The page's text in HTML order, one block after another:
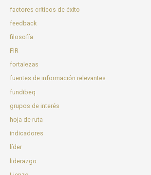
factores críticos de éxito
feedback
filosofía
FIR
fortalezas
fuentes de información relevantes
fundibeq
grupos de interés
hoja de ruta
indicadores
líder
liderazgo